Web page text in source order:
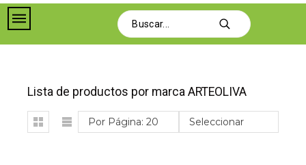
Lista de productos por marca ARTEOLIVA
Por Página: 20 Seleccionar